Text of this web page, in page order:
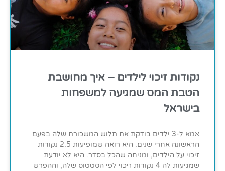
נקודות זיכוי לילדים – איך מחושבת
הטבת המס שמגיעה למשפחות
בישראל
אמא ל-3 ילדים בודקת את תלוש המשכורת שלה בפעם
הראשונה אחרי שנים. היא רואה שמופיעות 2.5 נקודות
זיכוי על הילדים, ומניחה שהכל בסדר. היא לא יודעת
שמגיעות לה 4 נקודות זיכוי לפי הסטטוס שלה, וההפרש